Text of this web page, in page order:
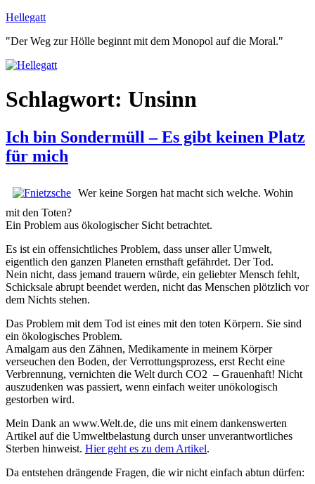
Zum
springen
Hellegatt
"Der Weg zur Hölle beginnt mit dem Monopol auf die Moral."
Schlagwort: Unsinn
Ich bin Sondermüll – Es gibt keinen Platz
für mich
Wer keine Sorgen hat macht sich welche. Wohin
mit den Toten?
Ein Problem aus ökologischer Sicht betrachtet.
Es ist ein offensichtliches Problem, dass unser aller Umwelt,
eigentlich den ganzen Planeten ernsthaft gefährdet. Der Tod.
Nein nicht, dass jemand trauern würde, ein geliebter Mensch fehlt,
Schicksale abrupt beendet werden, nicht das Menschen plötzlich vor
dem Nichts stehen.
Das Problem mit dem Tod ist eines mit den toten Körpern. Sie sind
ein ökologisches Problem.
Amalgam aus den Zähnen, Medikamente in meinem Körper
verseuchen den Boden, der Verrottungsprozess, erst Recht eine
Verbrennung, vernichten die Welt durch CO2 – Grauenhaft! Nicht
auszudenken was passiert, wenn einfach weiter unökologisch
gestorben wird.
Mein Dank an www.Welt.de, die uns mit einem dankenswerten
Artikel auf die Umweltbelastung durch unser unverantwortliches
Sterben hinweist. Hier geht es zu dem Artikel.
Da entstehen drängende Fragen, die wir nicht einfach abtun dürfen: